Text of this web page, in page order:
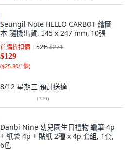
Seungil Note HELLO CARBOT 繪圖
本 隨機出貨, 345 x 247 mm, 10張
首購折扣價 52%$271
$129
($25.80/1個)
8/12 星期三 預計送達
(329)
Danbi Nine 幼兒園生日禮物 蠟筆 4p
+ 紙袋 4p + 貼紙 2種 x 4p 套組, 1套,
6色